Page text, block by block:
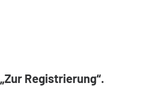
„Zur Registrierung“.